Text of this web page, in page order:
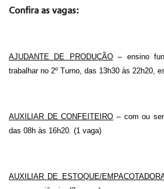
Confira as vagas:
AJUDANTE DE PRODUÇÃO– ensino
trabalhar no 2º Turno, das 13h30 às 22h20,
AUXILIAR DE CONFEITEIRO – com ou
das 08h às 16h20. (1 vaga)
AUXILIAR DE ESTOQUE/